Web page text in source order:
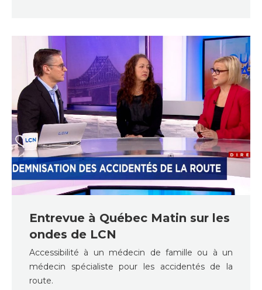
Entrevue à Québec Matin sur les
ondes de LCN
Accessibilité à un médecin de famille ou à un
médecin spécialiste pour les accidentés de la
route.